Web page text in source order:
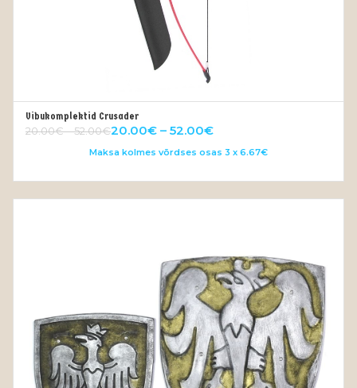
Vibukomplektid Crusader
20.00€–52.00€20.00€ – 52.00€
Maksa kolmes võrdses osas 3 x 6.67€